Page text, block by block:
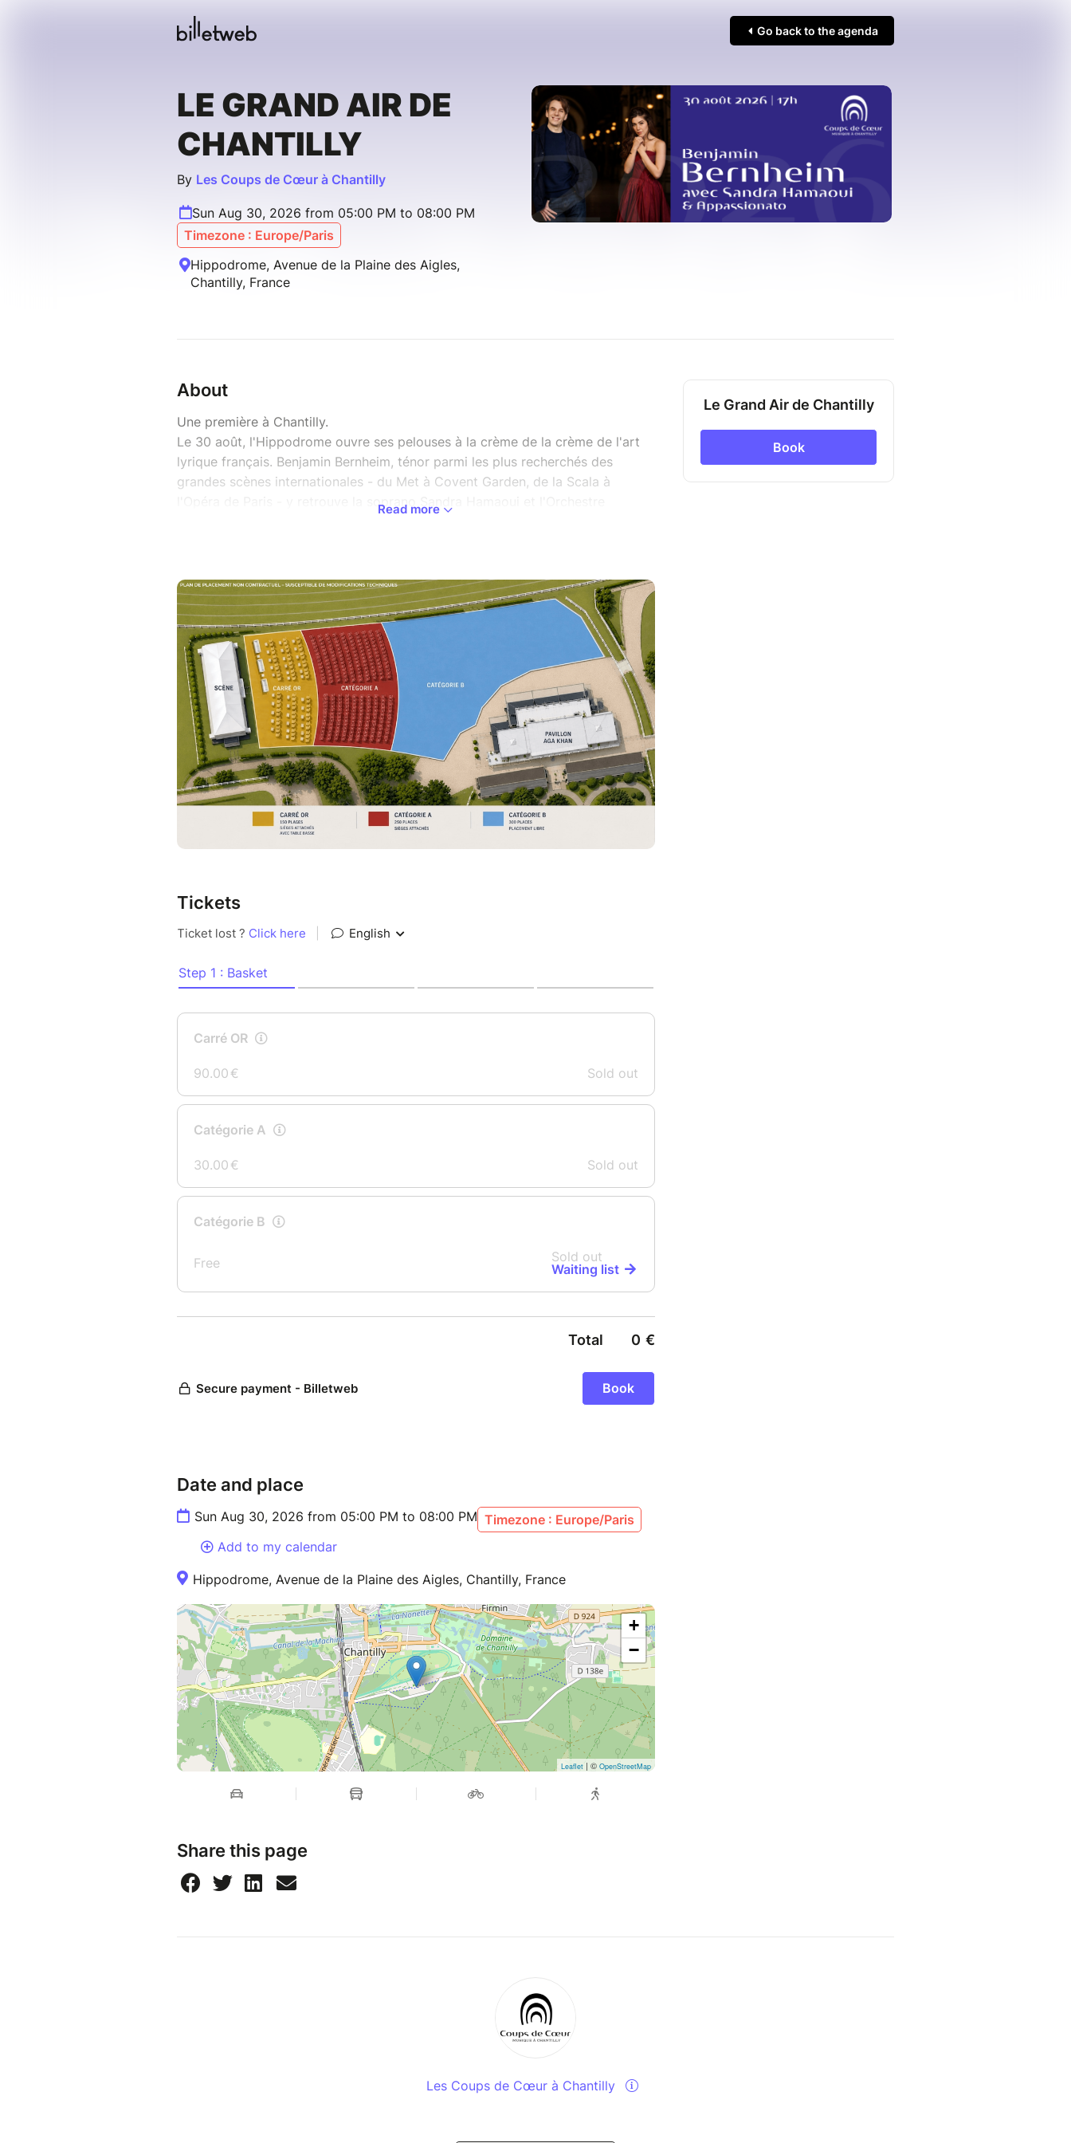
Go back to the agenda
LE GRAND AIR DE
CHANTILLY
By Les Coups de Cœur à Chantilly
Sun Aug 30, 2026 from 05:00 PM to 08:00 PM
Timezone : Europe/Paris
Hippodrome, Avenue de la Plaine des Aigles,
Chantilly, France
About
Une première à Chantilly.
Le 30 août, l'Hippodrome ouvre ses pelouses à la crème de la crème de l'art
lyrique français. Benjamin Bernheim, ténor parmi les plus recherchés des
grandes scènes internationales - du Met à Covent Garden, de la Scala à
l'Opéra de Paris - y retrouve la soprano Sandra Hamaoui et l'Orchestre
même patrimoine que le grand opéra.
Un après-midi de fête en plein cœur de l'été.
PLAN DE PLACEMENT NON CONTRACTUEL - SUSCEPTIBLE DE
MODIFICATIONS TECHNIQUES
Read more
Tickets
Date and place
Sun Aug 30, 2026 from 05:00 PM to 08:00 PM Timezone : Europe/Paris
Add to my calendar
Hippodrome, Avenue de la Plaine des Aigles, Chantilly, France
+
−
Leaflet | © OpenStreetMap
Share this page
Le Grand Air de Chantilly
Book
Les Coups de Cœur à Chantilly